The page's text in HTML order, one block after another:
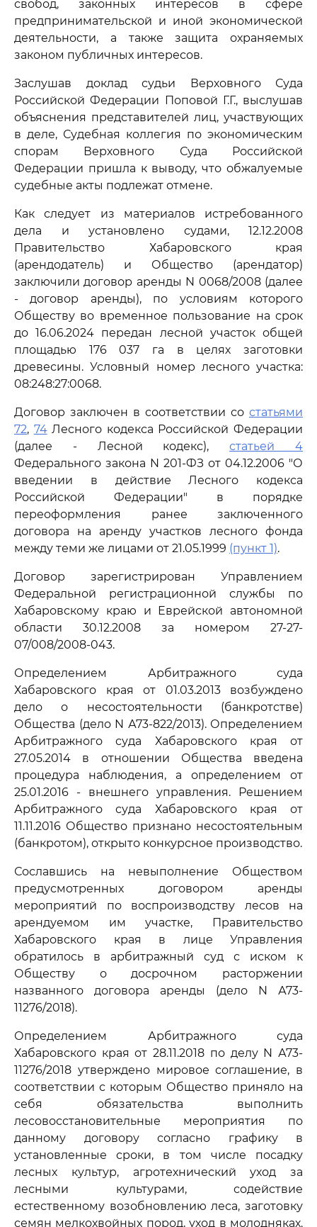
свобод, законных интересов в сфере
предпринимательской и иной экономической
деятельности, а также защита охраняемых
законом публичных интересов.
Заслушав доклад судьи Верховного Суда
Российской Федерации Поповой Г.Г., выслушав
объяснения представителей лиц, участвующих
в деле, Судебная коллегия по экономическим
спорам Верховного Суда Российской
Федерации пришла к выводу, что обжалуемые
судебные акты подлежат отмене.
Как следует из материалов истребованного
дела и установлено судами, 12.12.2008
Правительство Хабаровского края
(арендодатель) и Общество (арендатор)
заключили договор аренды N 0068/2008 (далее
- договор аренды), по условиям которого
Обществу во временное пользование на срок
до 16.06.2024 передан лесной участок общей
площадью 176 037 га в целях заготовки
древесины. Условный номер лесного участка:
08:248:27:0068.
Договор заключен в соответствии со статьями
72, 74Лесного кодекса Российской Федерации
(далее - Лесной кодекс),статьей 4
Федерального закона N 201-ФЗ от 04.12.2006 "О
введении в действие Лесного кодекса
Российской Федерации" в порядке
переоформления ранее заключенного
договора на аренду участков лесного фонда
между теми же лицами от 21.05.1999 (пункт 1).
Договор зарегистрирован Управлением
Федеральной регистрационной службы по
Хабаровскому краю и Еврейской автономной
области 30.12.2008 за номером 27-27-
07/008/2008-043.
Определением Арбитражного суда
Хабаровского края от 01.03.2013 возбуждено
дело о несостоятельности (банкротстве)
Общества (дело N А73-822/2013). Определением
Арбитражного суда Хабаровского края от
27.05.2014 в отношении Общества введена
процедура наблюдения, а определением от
25.01.2016 - внешнего управления. Решением
Арбитражного суда Хабаровского края от
11.11.2016 Общество признано несостоятельным
(банкротом), открыто конкурсное производство.
Сославшись на невыполнение Обществом
предусмотренных договором аренды
мероприятий по воспроизводству лесов на
арендуемом им участке, Правительство
Хабаровского края в лице Управления
обратилось в арбитражный суд с иском к
Обществу о досрочном расторжении
названного договора аренды (дело N А73-
11276/2018).
Определением Арбитражного суда
Хабаровского края от 28.11.2018 по делу N А73-
11276/2018 утверждено мировое соглашение, в
соответствии с которым Общество приняло на
себя обязательства выполнить
лесовосстановительные мероприятия по
данному договору согласно графику в
установленные сроки, в том числе посадку
лесных культур, агротехнический уход за
лесными культурами, содействие
естественному возобновлению леса, заготовку
семян мелкохвойных пород, уход в молодняках.